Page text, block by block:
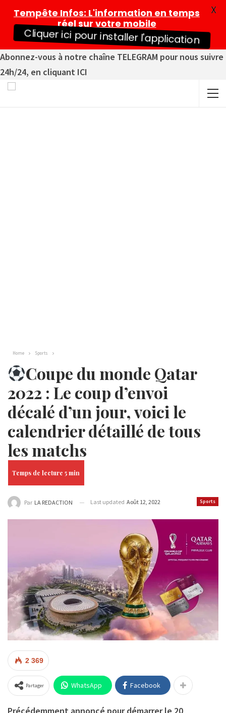
Abonnez-vous à notre chaîne TELEGRAM pour nous suivre
24h/24, en cliquant ICI
Home Sports
Coupe du monde Qatar
2022 : Le coup d’envoi
décalé d’un jour, voici le
calendrier détaillé de tous
les matchs
Sports
Par LA REDACTION Last updated Août 12, 2022
2 369
Partager WhatsApp Facebook
Précédemment annoncé pour démarrer le 20
Tempête Infos: L'information en temps
réel sur votre mobile
Cliquer ici pour installer l'application
X